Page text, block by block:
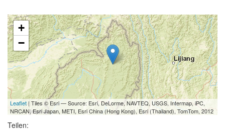
+
−
Leaflet | Tiles © Esri — Source: Esri, DeLorme, NAVTEQ, USGS, Intermap, iPC,
NRCAN, Esri Japan, METI, Esri China (Hong Kong), Esri (Thailand), TomTom, 2012
Teilen: